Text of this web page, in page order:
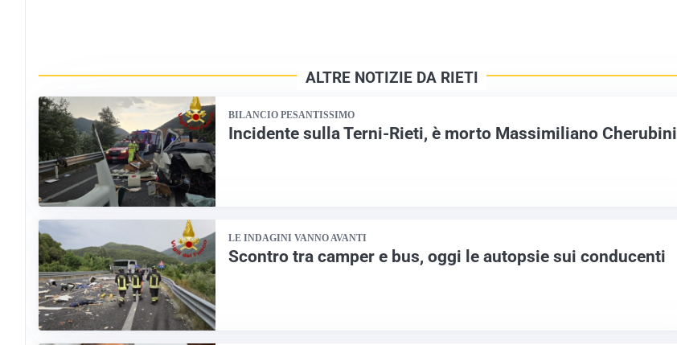
ALTRE NOTIZIE DA RIETI
BILANCIO PESANTISSIMO
Incidente sulla Terni-Rieti, è morto Massimiliano Cherubini
LE INDAGINI VANNO AVANTI
Scontro tra camper e bus, oggi le autopsie sui conducenti